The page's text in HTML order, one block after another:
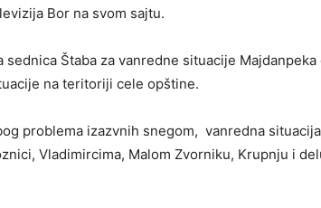
Bor na svom sajtu.
sednica Štaba za vanredne situacije
na teritoriji cele opštine.
problema izazvnih snegom, vanredna
Vladimircima, Malom Zvorniku, Krupnju i